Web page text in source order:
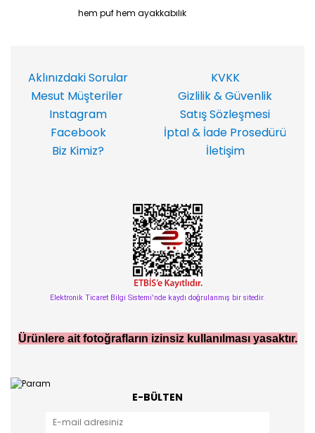
hem puf hem ayakkabılık
Aklınızdaki Sorular
KVKK
Mesut Müşteriler
Gizlilik & Güvenlik
Instagram
Satış Sözleşmesi
Facebook
İptal & İade Prosedürü
Biz Kimiz?
İletişim
Elektronik Ticaret Bilgi Sistemi'nde kaydı doğrulanmış bir sitedir.
Ürünlere ait fotoğrafların izinsiz kullanılması yasaktır.
E-BÜLTEN